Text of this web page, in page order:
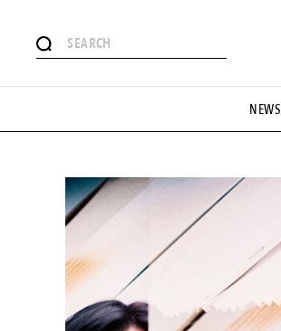
NEWS
#注目のタグ
#憧れの逸品
#SPORTS #HANDSOME HANDBOOK